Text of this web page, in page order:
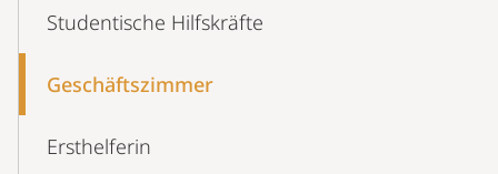
Studentische Hilfskräfte
Geschäftszimmer
Ersthelferin